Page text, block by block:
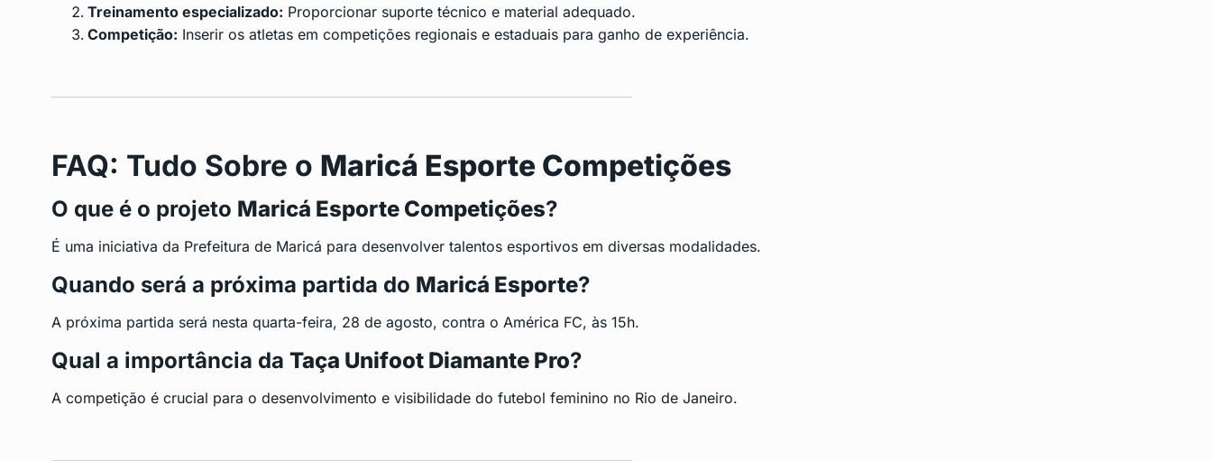
Treinamento especializado: Proporcionar suporte técnico e material adequado.
Competição: Inserir os atletas em competições regionais e estaduais para ganho de experiência.
FAQ: Tudo Sobre o Maricá Esporte Competições
O que é o projeto Maricá Esporte Competições?
É uma iniciativa da Prefeitura de Maricá para desenvolver talentos esportivos em diversas modalidades.
Quando será a próxima partida do Maricá Esporte?
A próxima partida será nesta quarta-feira, 28 de agosto, contra o América FC, às 15h.
Qual a importância da Taça Unifoot Diamante Pro?
A competição é crucial para o desenvolvimento e visibilidade do futebol feminino no Rio de Janeiro.